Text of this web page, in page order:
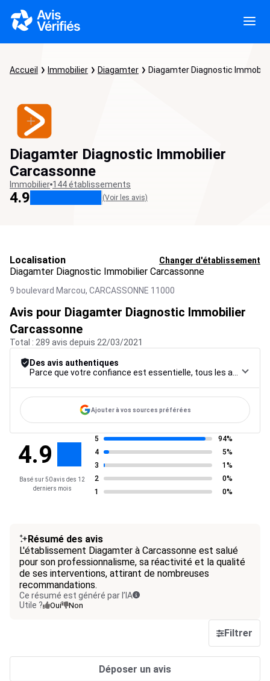
Accueil Immobilier Diagamter Diagamter Diagnostic
Diagamter Diagnostic Immobilier
Carcassonne
Immobilier 144 établissements
4.9 (Voir les avis)
Localisation Changer d'établissement
Diagamter Diagnostic Immobilier Carcassonne
9 boulevard Marcou, CARCASSONNE 11000
Avis pour Diagamter Diagnostic Immobilier
Carcassonne
Total : 289 avis depuis 22/03/2021
Des avis authentiques
Ajouter à vos sources préférées
4.9
Basé sur 50 avis des 12
derniers mois
5
94%
4
5%
3
1%
2
0%
1
0%
Résumé des avis
L'établissement Diagamter à Carcassonne est salué
pour son professionnalisme, sa réactivité et la qualité
de ses interventions, attirant de nombreuses
recommandations.
Ce résumé est généré par l’IA
Utile ?
Oui Non
Filtrer
Déposer un avis